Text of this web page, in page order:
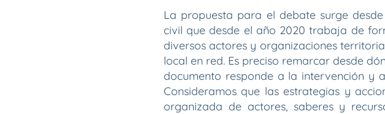
La propuesta para el debate surge
civil que desde el año 2020 trabaja de
diversos actores y organizaciones
local en red. Es preciso remarcar desde
documento responde a la intervención y
Consideramos que las estrategias y
organizada de actores, saberes y